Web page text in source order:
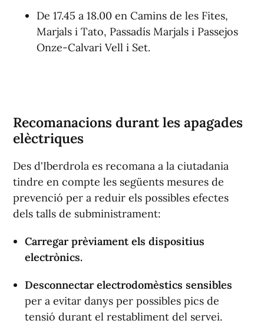
De 17.45 a 18.00 en Camins de les Fites,
Marjals i Tato, Passadís Marjals i Passejos
Onze-Calvari Vell i Set.
Recomanacions durant les apagades
elèctriques
Des d'Iberdrola es recomana a la ciutadania
tindre en compte les següents mesures de
prevenció per a reduir els possibles efectes
dels talls de subministrament:
Carregar prèviamentels dispositius
electrònics.
Desconnectar electrodomèstics sensibles
per a evitar danys per possibles pics de
tensió durant el restabliment del servei.